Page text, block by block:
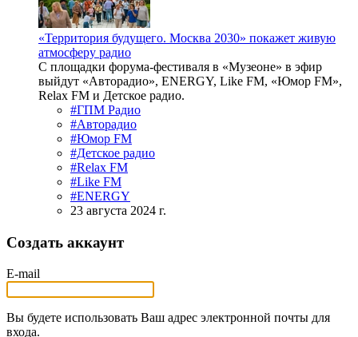
«Территория будущего. Москва 2030» покажет живую
атмосферу радио
С площадки форума-фестиваля в «Музеоне» в эфир
выйдут «Авторадио», ENERGY, Like FM, «Юмор FM»,
Relax FM и Детское радио.
#ГПМ Радио
#Авторадио
#Юмор FM
#Детское радио
#Relax FM
#Like FM
#ENERGY
23 августа 2024 г.
Создать аккаунт
E-mail
Вы будете использовать Ваш адрес электронной почты для
входа.